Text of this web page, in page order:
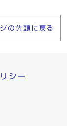
の先頭に戻る
シー